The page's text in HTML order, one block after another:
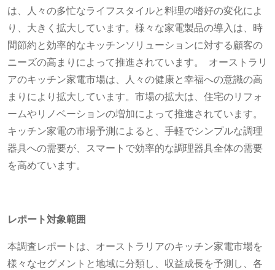
は、人々の多忙なライフスタイルと料理の嗜好の変化によ
り、大きく拡大しています。様々な家電製品の導入は、時
間節約と効率的なキッチンソリューションに対する顧客の
ニーズの高まりによって推進されています。 オーストラリ
アのキッチン家電市場は、人々の健康と幸福への意識の高
まりにより拡大しています。市場の拡大は、住宅のリフォ
ームやリノベーションの増加によって推進されています。
キッチン家電の市場予測によると、手軽でシンプルな調理
器具への需要が、スマートで効率的な調理器具全体の需要
を高めています。
レポート対象範囲
本調査レポートは、オーストラリアのキッチン家電市場を
様々なセグメントと地域に分類し、収益成長を予測し、各